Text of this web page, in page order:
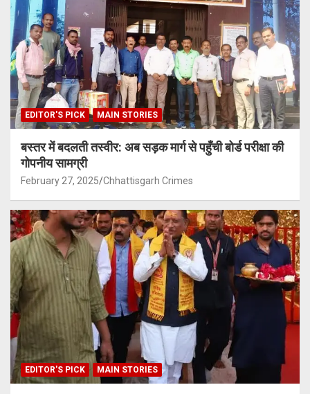
EDITOR'S PICK MAIN STORIES
बस्तर में बदलती तस्वीर: अब सड़क मार्ग से पहुँची बोर्ड परीक्षा की
गोपनीय सामग्री
February 27, 2025 Chhattisgarh Crimes
EDITOR'S PICK MAIN STORIES